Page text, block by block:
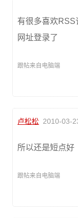
有很多喜欢RSS
网址登录了
跟帖来自电脑端
卢松松 2010-03-
所以还是短点好
跟帖来自电脑端